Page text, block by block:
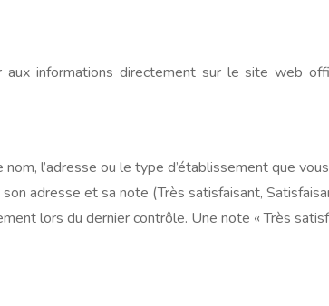
informations directement sur le site web
l’adresse ou le type d’établissement que
adresse et sa note (Très satisfaisant,
lors du dernier contrôle. Une note « Très